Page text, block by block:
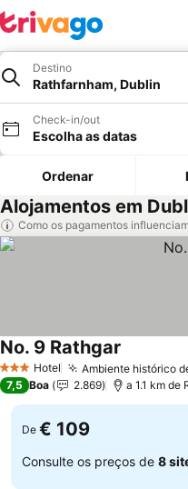
Destino
Rathfarnham, Dublin
Check-in/out
Escolha as datas
Ordenar
Alojamentos em
Como os pagamentos
3 EstrelasHotel Ambiente histórico
No. 9 Rathgar
7,5 Boa 2.869 a 1.1 km de
De € 109
Consulte os preços de 8